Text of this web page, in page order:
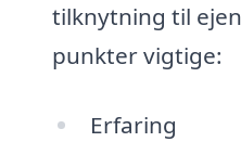
tilknytning til
punkter vigtige:
Erfaring